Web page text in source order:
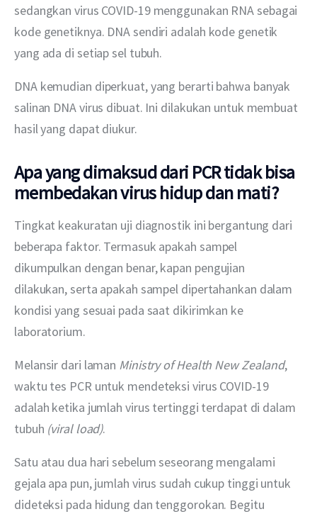
sedangkan virus COVID-19 menggunakan RNA sebagai
kode genetiknya. DNA sendiri adalah kode genetik
yang ada di setiap sel tubuh.
DNA kemudian diperkuat, yang berarti bahwa banyak
salinan DNA virus dibuat. Ini dilakukan untuk membuat
hasil yang dapat diukur.
Apa yang dimaksud dari PCR tidak bisa
membedakan virus hidup dan mati?
Tingkat keakuratan uji diagnostik ini bergantung dari
beberapa faktor. Termasuk apakah sampel
dikumpulkan dengan benar, kapan pengujian
dilakukan, serta apakah sampel dipertahankan dalam
kondisi yang sesuai pada saat dikirimkan ke
laboratorium.
Melansir dari laman Ministry of Health New Zealand,
waktu tes PCR untuk mendeteksi virus COVID-19
adalah ketika jumlah virus tertinggi terdapat di dalam
tubuh (viral load).
Satu atau dua hari sebelum seseorang mengalami
gejala apa pun, jumlah virus sudah cukup tinggi untuk
dideteksi pada hidung dan tenggorokan. Begitu